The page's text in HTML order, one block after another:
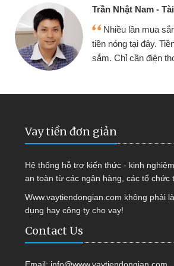
Trần Nhật Nam -
Nhiều lần mua
tiền nóng tại đây.
sắm. Chỉ cần điện
Vay tiền đơn giản
Hệ thống hỗ trợ kiến thức - kinh
an toàn từ các ngân hàng, các tổ chức
Www.vaytiendongian.com không phải
dụng hay công ty cho vay!
Contact Us